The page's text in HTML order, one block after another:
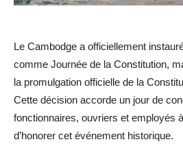
Le Cambodge a officiellement
comme Journée de la Constitution,
la promulgation officielle de la
Cette décision accorde un jour de
fonctionnaires, ouvriers et employés
d’honorer cet événement historique.